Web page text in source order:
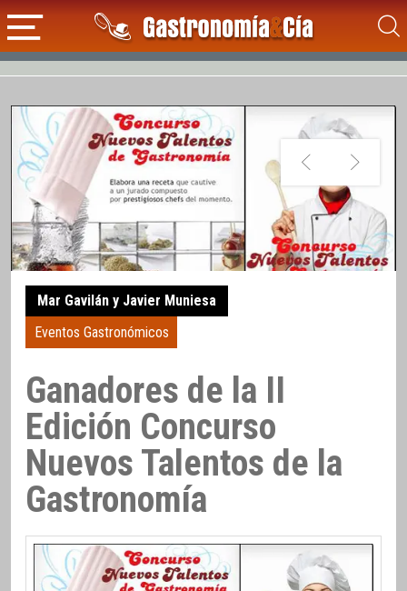
Mar Gavilán y Javier Muniesa
Eventos Gastronómicos
Ganadores de la II
Edición Concurso
Nuevos Talentos de la
Gastronomía